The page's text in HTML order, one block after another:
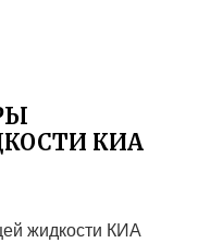
КИА
жидкости КИА